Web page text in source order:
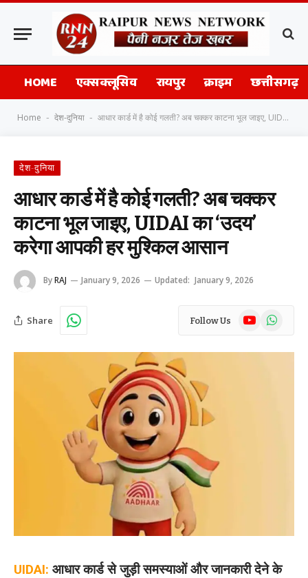
HOME एक्सक्लूसिव रायपुर क्राइम छत्तीसगढ़
Home - देश-दुनिया - आधार कार्ड में है कोई गलती? अब चक्कर काटना भूल जाइए, UIDAI का ‘उदय’ करेगा आपकी हर मुश्किल आसान
देश-दुनिया
आधार कार्ड में है कोई गलती? अब चक्कर
काटना भूल जाइए, UIDAI का ‘उदय’
करेगा आपकी हर मुश्किल आसान
ByRAJ January 9, 2026 Updated: January 9, 2026
Share Follow Us YouTubeWhatsApp
UIDAI: आधार कार्ड से जुड़ी समस्याओं और जानकारी देने के